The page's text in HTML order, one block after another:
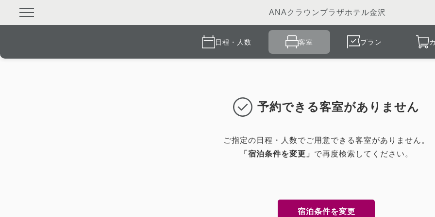
ANAクラウンプラザホテル金沢
日程・人数 客室 プラン
予約できる客室がありません
ご指定の日程・人数でご用意できる客室がありません。
「宿泊条件を変更」 で再度検索してください。
宿泊条件を変更